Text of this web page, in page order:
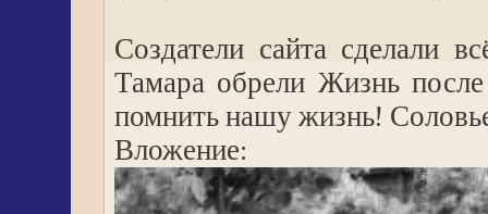
Создатели сайта сделали
Тамара обрели Жизнь
помнить нашу жизнь!
Вложение: